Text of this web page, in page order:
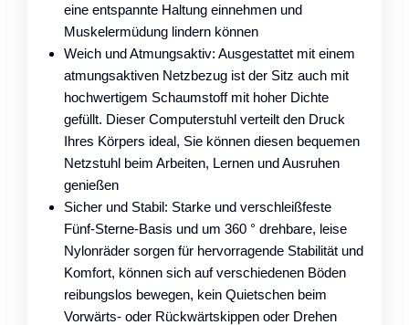
eine entspannte Haltung einnehmen und
Muskelermüdung lindern können
Weich und Atmungsaktiv: Ausgestattet mit einem
atmungsaktiven Netzbezug ist der Sitz auch mit
hochwertigem Schaumstoff mit hoher Dichte
gefüllt. Dieser Computerstuhl verteilt den Druck
Ihres Körpers ideal, Sie können diesen bequemen
Netzstuhl beim Arbeiten, Lernen und Ausruhen
genießen
Sicher und Stabil: Starke und verschleißfeste
Fünf-Sterne-Basis und um 360 ° drehbare, leise
Nylonräder sorgen für hervorragende Stabilität und
Komfort, können sich auf verschiedenen Böden
reibungslos bewegen, kein Quietschen beim
Vorwärts- oder Rückwärtskippen oder Drehen